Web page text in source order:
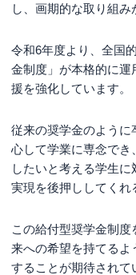
し、画期的な取り組み
令和6年度より、全国
金制度」が本格的に運
援を強化しています。
従来の奨学金のよう
心して学業に専念でき
したいと考える学生
実現を後押ししてくれ
この給付型奨学金制
来への希望を持てる
することが期待されて